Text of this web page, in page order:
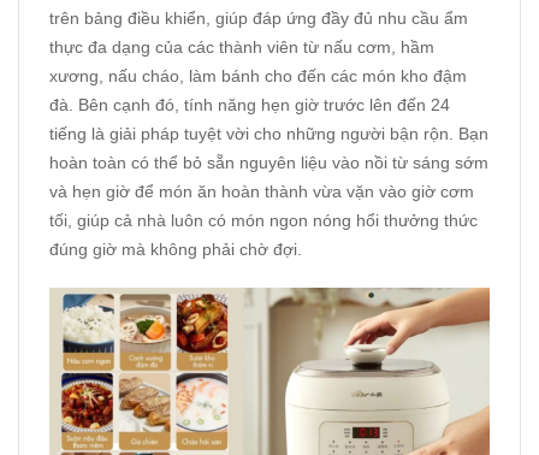
trên bảng điều khiển, giúp đáp ứng đầy đủ nhu cầu ẩm
thực đa dạng của các thành viên từ nấu cơm, hầm
xương, nấu cháo, làm bánh cho đến các món kho đậm
đà. Bên cạnh đó, tính năng hẹn giờ trước lên đến 24
tiếng là giải pháp tuyệt vời cho những người bận rộn. Bạn
hoàn toàn có thể bỏ sẵn nguyên liệu vào nồi từ sáng sớm
và hẹn giờ để món ăn hoàn thành vừa vặn vào giờ cơm
tối, giúp cả nhà luôn có món ngon nóng hổi thưởng thức
đúng giờ mà không phải chờ đợi.